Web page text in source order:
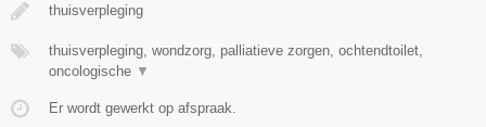
thuisverpleging
thuisverpleging, wondzorg, palliatieve zorgen, ochtendtoilet,
oncologische ▼
Er wordt gewerkt op afspraak.